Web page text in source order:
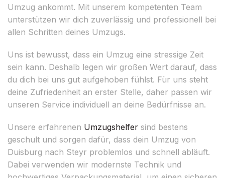
Umzug ankommt. Mit unserem kompetenten Team
unterstützen wir dich zuverlässig und professionell bei
allen Schritten deines Umzugs.
Uns ist bewusst, dass ein Umzug eine stressige Zeit
sein kann. Deshalb legen wir großen Wert darauf, dass
du dich bei uns gut aufgehoben fühlst. Für uns steht
deine Zufriedenheit an erster Stelle, daher passen wir
unseren Service individuell an deine Bedürfnisse an.
Unsere erfahrenen Umzugshelfer sind bestens
geschult und sorgen dafür, dass dein Umzug von
Duisburg nach Steyr problemlos und schnell abläuft.
Dabei verwenden wir modernste Technik und